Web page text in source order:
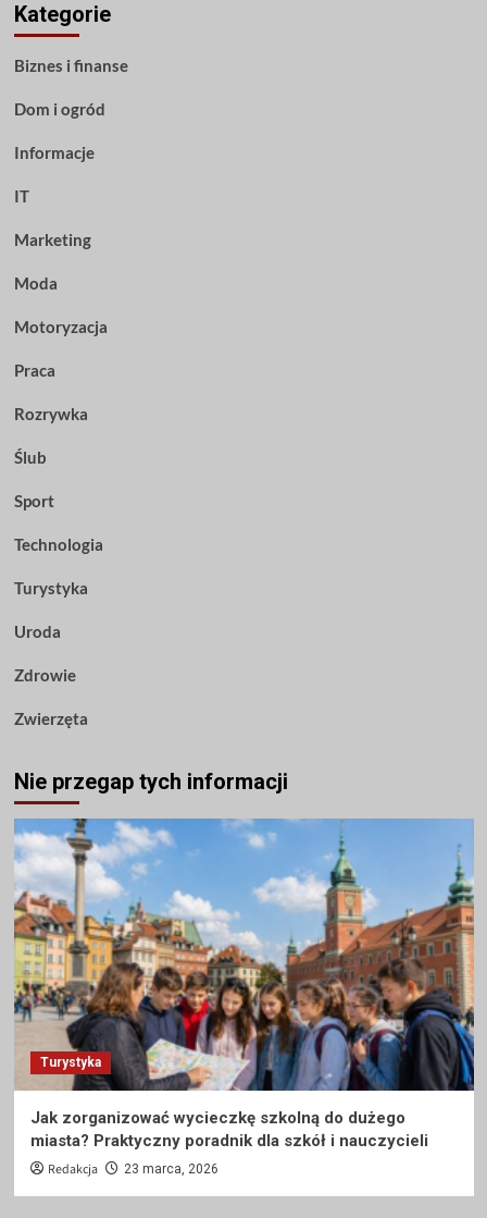
Kategorie
Biznes i finanse
Dom i ogród
Informacje
IT
Marketing
Moda
Motoryzacja
Praca
Rozrywka
Ślub
Sport
Technologia
Turystyka
Uroda
Zdrowie
Zwierzęta
Nie przegap tych informacji
Turystyka
Jak zorganizować wycieczkę szkolną do dużego
miasta? Praktyczny poradnik dla szkół i nauczycieli
Redakcja 23 marca, 2026